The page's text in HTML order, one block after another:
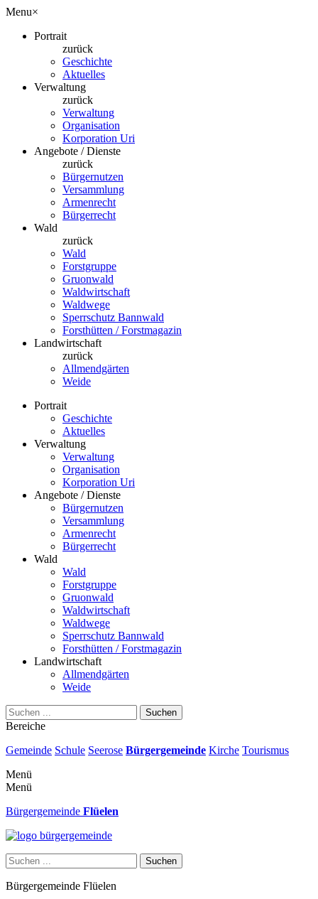
Menu×
Portrait
zurück
Geschichte
Aktuelles
Verwaltung
zurück
Verwaltung
Organisation
Korporation Uri
Angebote / Dienste
zurück
Bürgernutzen
Versammlung
Armenrecht
Bürgerrecht
Wald
zurück
Wald
Forstgruppe
Gruonwald
Waldwirtschaft
Waldwege
Sperrschutz Bannwald
Forsthütten / Forstmagazin
Landwirtschaft
zurück
Allmendgärten
Weide
Portrait
Geschichte
Aktuelles
Verwaltung
Verwaltung
Organisation
Korporation Uri
Angebote / Dienste
Bürgernutzen
Versammlung
Armenrecht
Bürgerrecht
Wald
Wald
Forstgruppe
Gruonwald
Waldwirtschaft
Waldwege
Sperrschutz Bannwald
Forsthütten / Forstmagazin
Landwirtschaft
Allmendgärten
Weide
Suchen
Bereiche
Gemeinde Schule Seerose Bürgergemeinde Kirche Tourismus
Menü
Menü
Bürgergemeinde Flüelen
Suchen
Bürgergemeinde Flüelen